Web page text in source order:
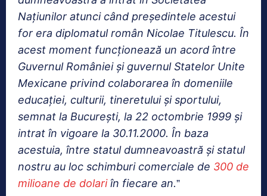
Națiunilor atunci când președintele acestui
for era diplomatul român Nicolae Titulescu. În
acest moment funcționează un acord între
Guvernul României şi guvernul Statelor Unite
Mexicane privind colaborarea în domeniile
educației, culturii, tineretului și sportului,
semnat la București, la 22 octombrie 1999 și
intrat în vigoare la 30.11.2000. În baza
acestuia, între statul dumneavoastră și statul
nostru au loc schimburi comerciale de 300 de
milioane de dolariîn fiecare an.”